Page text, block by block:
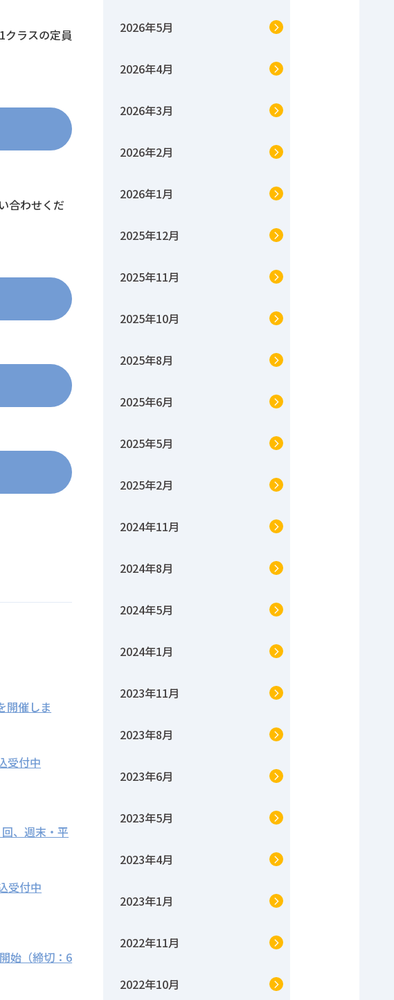
クラスの定員
合わせくだ
開催しま
受付中
、週末・平
受付中
始（締切：6
2026年5月
2026年4月
2026年3月
2026年2月
2026年1月
2025年12月
2025年11月
2025年10月
2025年8月
2025年6月
2025年5月
2025年2月
2024年11月
2024年8月
2024年5月
2024年1月
2023年11月
2023年8月
2023年6月
2023年5月
2023年4月
2023年1月
2022年11月
2022年10月